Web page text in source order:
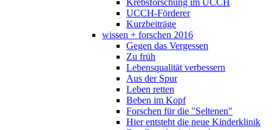
Krebsforschung im UCCH
UCCH-Förderer
Kurzbeiträge
wissen + forschen 2016
Gegen das Vergessen
Zu früh
Lebensqualität verbessern
Aus der Spur
Leben retten
Beben im Kopf
Forschen für die "Seltenen"
Hier entsteht die neue Kinderklinik